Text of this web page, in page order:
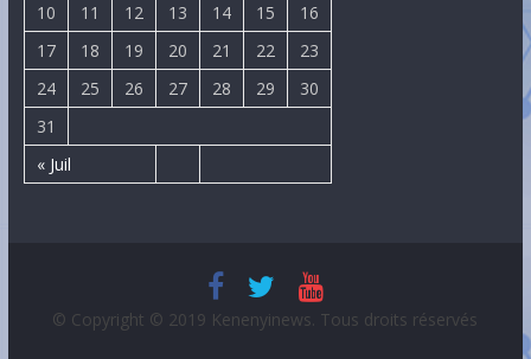
« Juil
10
11 12 13 14 15
16
17
18 19 20 21 22
23
24
25 26 27 28 29
30
31
© Copyright © 2019 Kenenyinews. Tous droits réservés